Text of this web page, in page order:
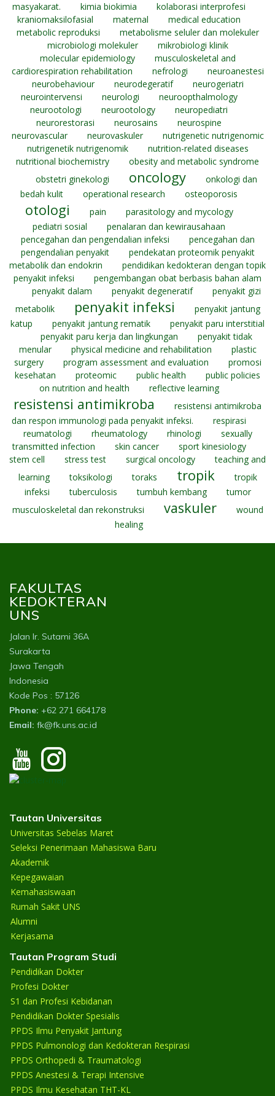
masyakarat. kimia biokimia
kolaborasi interprofesi
kraniomaksilofasial
maternal
medical education
metabolic reproduksi
metabolisme seluler dan molekuler
microbiologi molekuler
mikrobiologi klinik
molecular epidemiology
musculoskeletal and
cardiorespiration rehabilitation
nefrologi
neuroanestesi
neurobehaviour
neurodegeratif
neurogeriatri
neurointervensi
neurologi
neuroopthalmology
neurootologi
neurootology
neuropediatri
neurorestorasi
neurosains
neurospine
neurovascular
neurovaskuler
nutrigenetic nutrigenomic
nutrigenetik nutrigenomik
nutrition-related diseases
nutritional biochemistry
obesity and metabolic syndrome
obstetri ginekologi
oncology
onkologi dan
bedah kulit
operational research osteoporosis
otologi pain
parasitology and mycology
pediatri sosial
penalaran dan kewirausahaan
pencegahan dan pengendalian infeksi
pencegahan dan
pengendalian penyakit
pendekatan proteomik penyakit
metabolik dan endokrin
pendidikan kedokteran dengan topik
penyakit infeksi
pengembangan obat berbasis bahan alam
penyakit dalam
penyakit degeneratif
penyakit gizi
metabolik
penyakit infeksi
penyakit jantung
katup
penyakit jantung rematik
penyakit paru interstitial
penyakit paru kerja dan lingkungan
penyakit tidak
menular
physical medicine and rehabilitation
plastic
surgery
program assessment and evaluation
promosi
kesehatan
proteomic public health
public policies
on nutrition and health
reflective learning
resistensi antimikroba
resistensi antimikroba
dan respon immunologi pada penyakit infeksi.
respirasi
reumatologi
rheumatology rhinologi
sexually
transmitted infection
skin cancer
sport kinesiology
stem cell
stress test surgical oncology
teaching and
learning
toksikologi toraks tropik
tropik
infeksi
tuberculosis tumbuh kembang
tumor
musculoskeletal dan rekonstruksi
vaskuler
wound
healing
FAKULTAS
KEDOKTERAN
UNS
Jalan Ir. Sutami 36A
Surakarta
Jawa Tengah
Indonesia
Kode Pos : 57126
Phone: +62 271 664178
Email: fk@fk.uns.ac.id
Tautan Universitas
Universitas Sebelas Maret
Seleksi Penerimaan Mahasiswa Baru
Akademik
Kepegawaian
Kemahasiswaan
Rumah Sakit UNS
Alumni
Kerjasama
Tautan Program Studi
Pendidikan Dokter
Profesi Dokter
S1 dan Profesi Kebidanan
Pendidikan Dokter Spesialis
PPDS Ilmu Penyakit Jantung
PPDS Pulmonologi dan Kedokteran Respirasi
PPDS Orthopedi & Traumatologi
PPDS Anestesi & Terapi Intensive
PPDS Ilmu Kesehatan THT-KL